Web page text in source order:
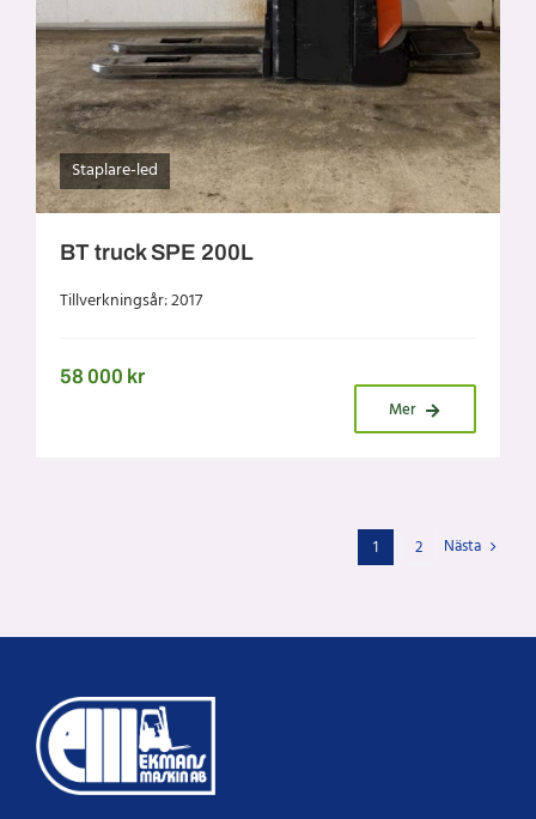
Staplare-led
BT truck SPE 200L
Tillverkningsår: 2017
58 000 kr
Mer
1 2 Nästa